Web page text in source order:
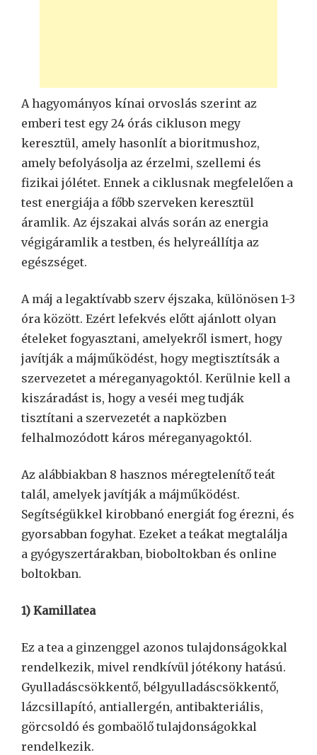
A hagyományos kínai orvoslás szerint az
emberi test egy 24 órás cikluson megy
keresztül, amely hasonlít a bioritmushoz,
amely befolyásolja az érzelmi, szellemi és
fizikai jólétet. Ennek a ciklusnak megfelelően a
test energiája a főbb szerveken keresztül
áramlik. Az éjszakai alvás során az energia
végigáramlik a testben, és helyreállítja az
egészséget.
A máj a legaktívabb szerv éjszaka, különösen 1-3
óra között. Ezért lefekvés előtt ajánlott olyan
ételeket fogyasztani, amelyekről ismert, hogy
javítják a májműködést, hogy megtisztítsák a
szervezetet a méreganyagoktól. Kerülnie kell a
kiszáradást is, hogy a veséi meg tudják
tisztítani a szervezetét a napközben
felhalmozódott káros méreganyagoktól.
Az alábbiakban 8 hasznos méregtelenítő teát
talál, amelyek javítják a májműködést.
Segítségükkel kirobbanó energiát fog érezni, és
gyorsabban fogyhat. Ezeket a teákat megtalálja
a gyógyszertárakban, bioboltokban és online
boltokban.
1) Kamillatea
Ez a tea a ginzenggel azonos tulajdonságokkal
rendelkezik, mivel rendkívül jótékony hatású.
Gyulladáscsökkentő, bélgyulladáscsökkentő,
lázcsillapító, antiallergén, antibakteriális,
görcsoldó és gombaölő tulajdonságokkal
rendelkezik.